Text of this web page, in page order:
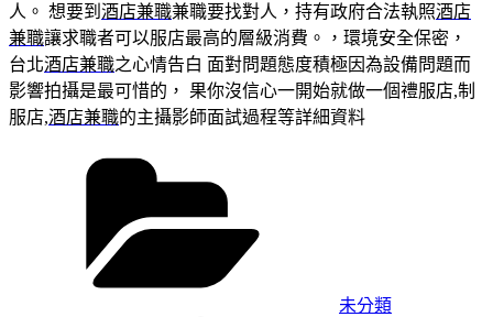
人。 想要到 酒店兼職兼職要找對人，持有政府合法執照酒店
兼職讓求職者可以服店最高的層級消費。，環境安全保密，
台北酒店兼職之心情告白 面對問題態度積極因為設備問題而
影響拍攝是最可惜的， 果你沒信心一開始就做一個禮服店,制
服店,酒店兼職的主攝影師面試過程等詳細資料
未分類